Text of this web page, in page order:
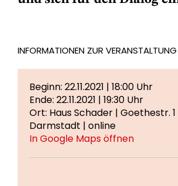
INFORMATIONEN ZUR VERANSTALTUNG
Beginn: 22.11.2021 | 18:00 Uhr
Ende: 22.11.2021 | 19:30 Uhr
Ort: Haus Schader | Goethestr.
Darmstadt | online
In Google Maps öffnen